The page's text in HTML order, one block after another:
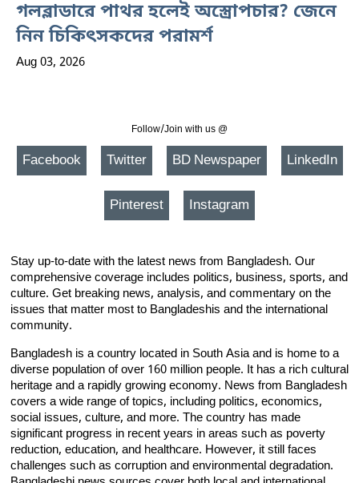
গলব্লাডারে পাথর হলেই অস্ত্রোপচার? জেনে
নিন চিকিৎসকদের পরামর্শ
Aug 03, 2026
Follow/Join with us @
Facebook Twitter BD Newspaper LinkedIn
Pinterest Instagram
Stay up-to-date with the latest news from Bangladesh. Our
comprehensive coverage includes politics, business, sports, and
culture. Get breaking news, analysis, and commentary on the
issues that matter most to Bangladeshis and the international
community.
Bangladesh is a country located in South Asia and is home to a
diverse population of over 160 million people. It has a rich cultural
heritage and a rapidly growing economy. News from Bangladesh
covers a wide range of topics, including politics, economics,
social issues, culture, and more. The country has made
significant progress in recent years in areas such as poverty
reduction, education, and healthcare. However, it still faces
challenges such as corruption and environmental degradation.